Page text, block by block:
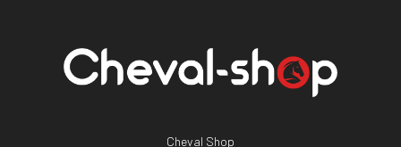
Cheval Shop